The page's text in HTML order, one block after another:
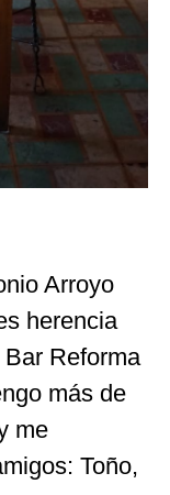
Arroyo
herencia
Reforma
más de
me
Toño,